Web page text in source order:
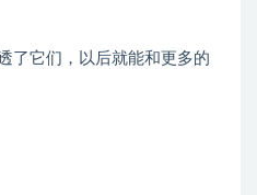
了它们，以后就能和更多的